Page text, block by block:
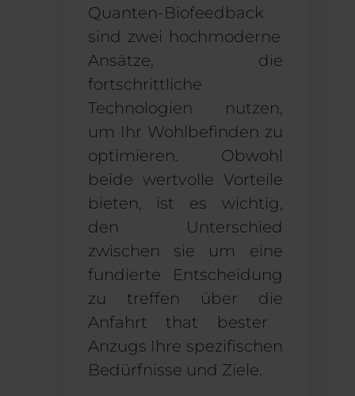
Quanten-Biofeedback
sind zwei hochmoderne
Ansätze, die
fortschrittliche
Technologien nutzen,
um Ihr Wohlbefinden zu
optimieren. Obwohl
beide wertvolle Vorteile
bieten, ist es wichtig,
den Unterschied
zwischen sie um eine
fundierte Entscheidung
zu treffen über die
Anfahrt that
bester
Anzugs Ihre spezifischen
Bedürfnisse und Ziele.